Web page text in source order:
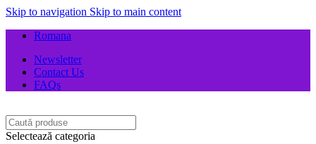
Skip to navigation Skip to main content
Romana
Newsletter
Contact Us
FAQs
Selectează categoria